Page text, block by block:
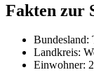
Fakten zur
Bundesland:
Landkreis:
Einwohner: